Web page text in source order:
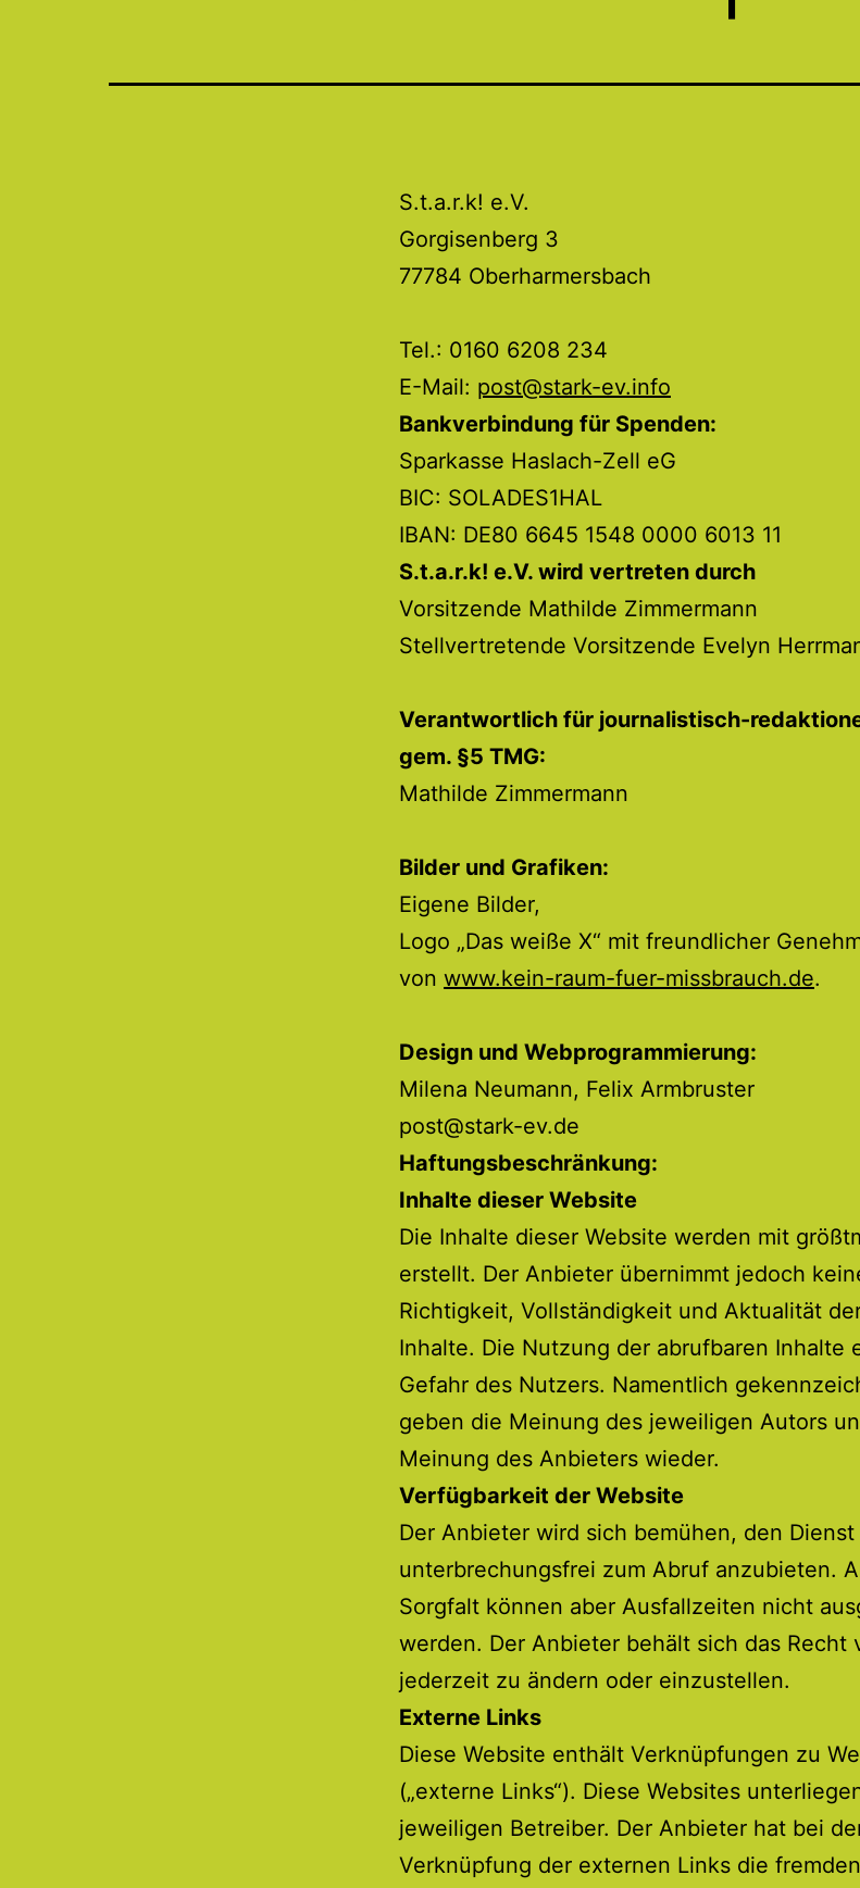
S.t.a.r.k! e.V.
Gorgisenberg 3
77784 Oberharmersbach
Tel.: 0160 6208 234
E-Mail: post@stark-ev.info
Bankverbindung für Spenden:
Sparkasse Haslach-Zell eG
BIC: SOLADES1HAL
IBAN: DE80 6645 1548 0000 6013 11
S.t.a.r.k! e.V. wird vertreten durch
Vorsitzende Mathilde Zimmermann
Stellvertretende Vorsitzende Evelyn
Verantwortlich für journalistisch-
gem. §5 TMG:
Mathilde Zimmermann
Bilder und Grafiken:
Eigene Bilder,
Logo „Das weiße X“ mit freundlicher
von www.kein-raum-fuer-missbrauch.de.
Design und Webprogrammierung:
Milena Neumann, Felix Armbruster
post@stark-ev.de
Haftungsbeschränkung:
Inhalte dieser Website
Die Inhalte dieser Website werden mit
erstellt. Der Anbieter übernimmt jedoch
Richtigkeit, Vollständigkeit und Aktualität
Inhalte. Die Nutzung der abrufbaren Inhalte
Gefahr des Nutzers. Namentlich
geben die Meinung des jeweiligen Autors
Meinung des Anbieters wieder.
Verfügbarkeit der Website
Der Anbieter wird sich bemühen, den
unterbrechungsfrei zum Abruf anzubieten.
Sorgfalt können aber Ausfallzeiten nicht
werden. Der Anbieter behält sich das Recht
jederzeit zu ändern oder einzustellen.
Externe Links
Diese Website enthält Verknüpfungen zu
(„externe Links“). Diese Websites
jeweiligen Betreiber. Der Anbieter hat bei
Verknüpfung der externen Links die